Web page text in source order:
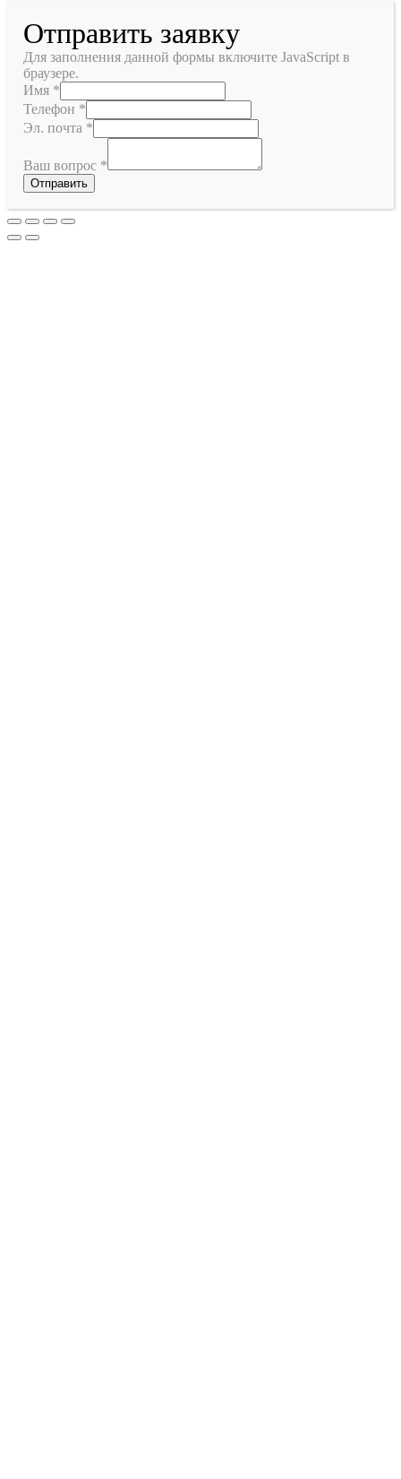
Отправить заявку
Для заполнения данной формы включите JavaScript в
браузере.
Имя *
Телефон *
Эл. почта *
Ваш вопрос *
Отправить